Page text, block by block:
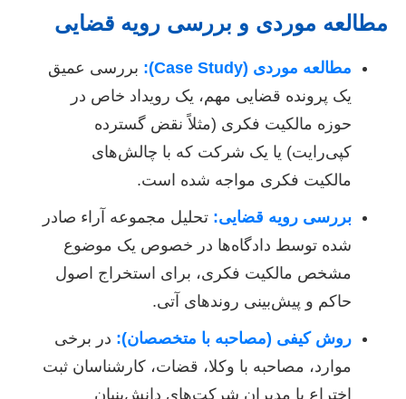
مطالعه موردی و بررسی رویه قضایی
مطالعه موردی (Case Study):
بررسی عمیق
یک پرونده قضایی مهم، یک رویداد خاص در
حوزه مالکیت فکری (مثلاً نقض گسترده
کپی‌رایت) یا یک شرکت که با چالش‌های
مالکیت فکری مواجه شده است.
بررسی رویه قضایی: تحلیل مجموعه آراء صادر
شده توسط دادگاه‌ها در خصوص یک موضوع
مشخص مالکیت فکری، برای استخراج اصول
حاکم و پیش‌بینی روندهای آتی.
روش کیفی (مصاحبه با متخصصان): در برخی
موارد، مصاحبه با وکلا، قضات، کارشناسان ثبت
اختراع یا مدیران شرکت‌های دانش‌بنیان